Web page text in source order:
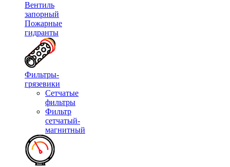
Вентиль
запорный
Пожарные
гидранты
Фильтры-
грязевики
Сетчатые
фильтры
Фильтр
сетчатый-
магнитный